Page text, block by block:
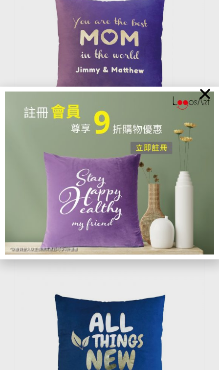
E2012_2 – You are the best MOM in
the world